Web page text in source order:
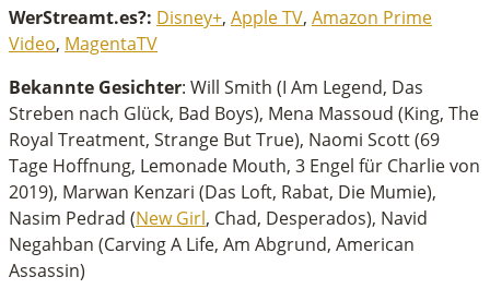
WerStreamt.es?: Disney+, Apple TV, Amazon Prime
Video, MagentaTV
Bekannte Gesichter: Will Smith (I Am Legend, Das
Streben nach Glück, Bad Boys), Mena Massoud (King, The
Royal Treatment, Strange But True), Naomi Scott (69
Tage Hoffnung, Lemonade Mouth, 3 Engel für Charlie von
2019), Marwan Kenzari (Das Loft, Rabat, Die Mumie),
Nasim Pedrad (New Girl, Chad, Desperados), Navid
Negahban (Carving A Life, Am Abgrund, American
Assassin)